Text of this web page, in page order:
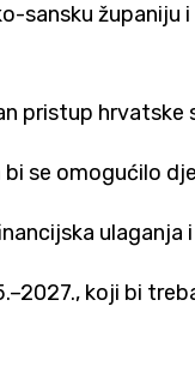
sansku
pristup hrvatske
bi se omogućilo
ulaganja
koji bi